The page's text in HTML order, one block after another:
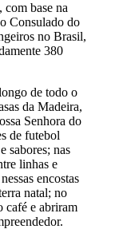
base na
Consulado do
no Brasil,
380
de todo o
da Madeira,
Senhora do
de futebol
sabores; nas
linhas e
encostas
natal; no
café e abriram